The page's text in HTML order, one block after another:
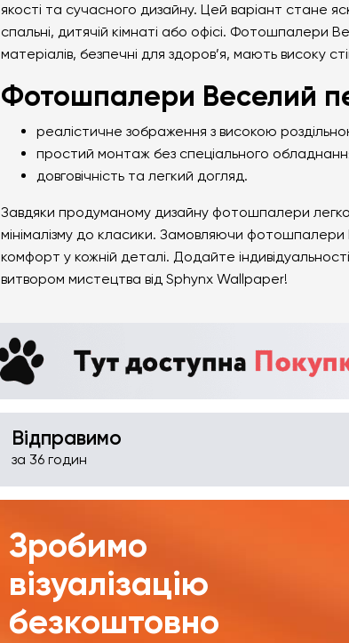
якості та сучасного дизайну. Цей варіант стане
спальні, дитячій кімнаті або офісі. Фотошпалери
матеріалів, безпечні для здоров’я, мають високу
Фотошпалери Веселий
реалістичне зображення з високою
простий монтаж без спеціального
довговічність та легкий догляд.
Завдяки продуманому дизайну фотошпалери легко
мінімалізму до класики. Замовляючи
комфорт у кожній деталі. Додайте
витвором мистецтва від Sphynx Wallpaper!
Відправимо
за 36 годин
Зробимо
візуалізацію
безкоштовно